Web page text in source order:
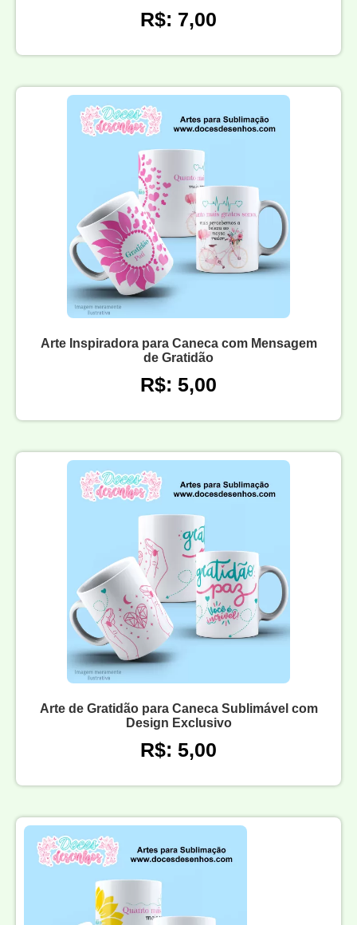
R$: 7,00
Arte Inspiradora para Caneca com Mensagem
de Gratidão
R$: 5,00
Arte de Gratidão para Caneca Sublimável com
Design Exclusivo
R$: 5,00